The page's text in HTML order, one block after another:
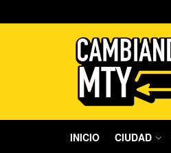
INICIO CIUDAD